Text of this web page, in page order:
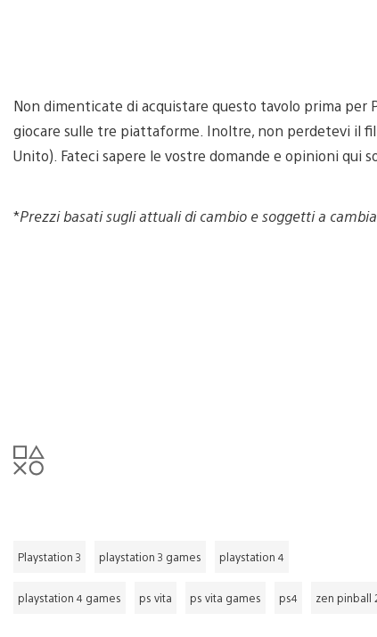
Non dimenticate di acquistare questo tavolo prima per
giocare sulle tre piattaforme. Inoltre, non perdetevi il
Unito). Fateci sapere le vostre domande e opinioni qui
*Prezzi basati sugli attuali di cambio e soggetti a
Playstation 3 playstation 3 games playstation 4
playstation 4 games ps vita ps vita games ps4 zen pinball